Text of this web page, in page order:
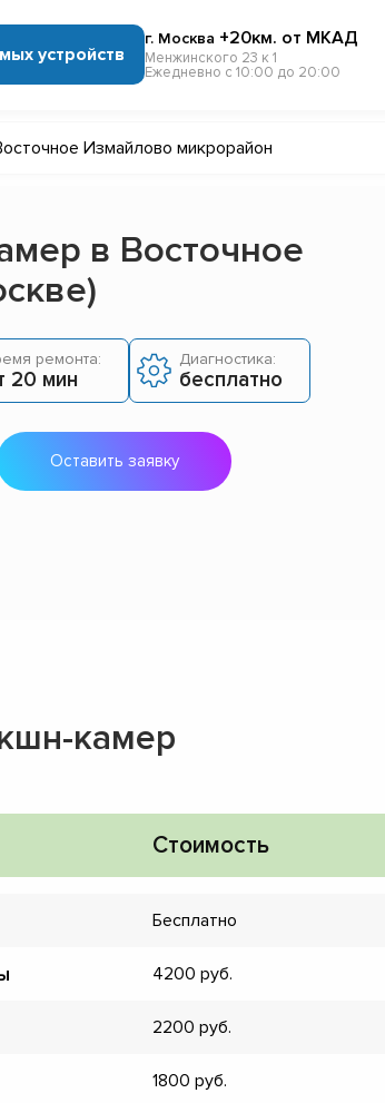
устройств
г. Москва +20км. от МКАД
Менжинского 23 к 1
Ежедневно с 10:00 до 20:00
Измайлово микрорайон
в Восточное
ремонта:
20 мин
Диагностика:
бесплатно
Оставить заявку
камер
Стоимость
Бесплатно
4200
2200
1800